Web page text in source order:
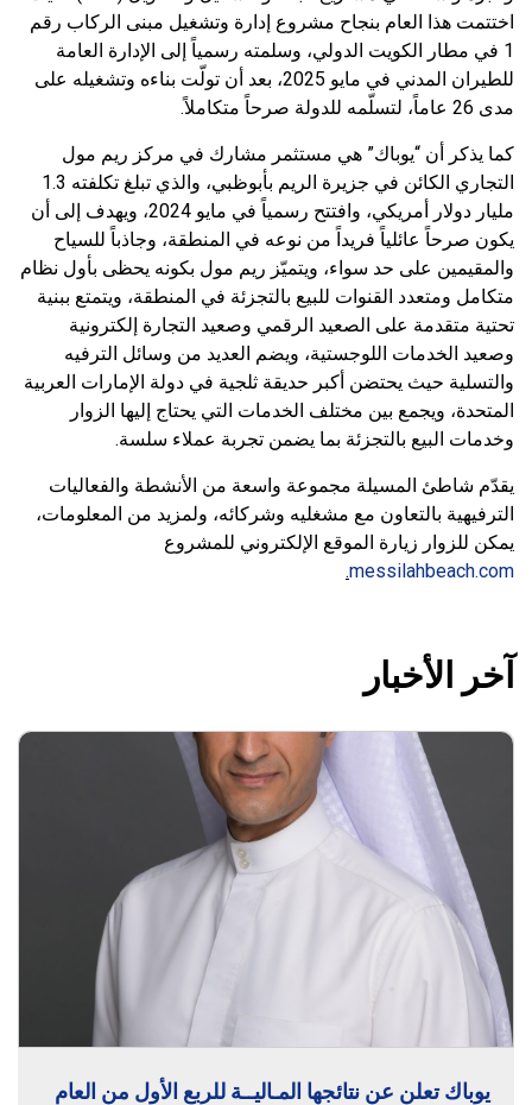
اختتمت هذا العام بنجاح مشروع إدارة وتشغيل مبنى الركاب رقم
1 في مطار الكويت الدولي، وسلمته رسمياً إلى الإدارة العامة
للطيران المدني في مايو 2025، بعد أن تولّت بناءه وتشغيله على
مدى 26 عاماً، لتسلّمه للدولة صرحاً متكاملاً.
كما يذكر أن “يوباك” هي مستثمر مشارك في مركز ريم مول
التجاري الكائن في جزيرة الريم بأبوظبي، والذي تبلغ تكلفته 1.3
مليار دولار أمريكي، وافتتح رسمياً في مايو 2024، ويهدف إلى أن
يكون صرحاً عائلياً فريداً من نوعه في المنطقة، وجاذباً للسياح
والمقيمين على حد سواء، ويتميّز ريم مول بكونه يحظى بأول نظام
متكامل ومتعدد القنوات للبيع بالتجزئة في المنطقة، ويتمتع ببنية
تحتية متقدمة على الصعيد الرقمي وصعيد التجارة إلكترونية
وصعيد الخدمات اللوجستية، ويضم العديد من وسائل الترفيه
والتسلية حيث يحتضن أكبر حديقة ثلجية في دولة الإمارات العربية
المتحدة، ويجمع بين مختلف الخدمات التي يحتاج إليها الزوار
وخدمات البيع بالتجزئة بما يضمن تجربة عملاء سلسة.
يقدّم شاطئ المسيلة مجموعة واسعة من الأنشطة والفعاليات
الترفيهية بالتعاون مع مشغليه وشركائه، ولمزيد من المعلومات،
يمكن للزوار زيارة الموقع الإلكتروني للمشروع
messilahbeach.com
.
آخر الأخبار
يوباك تعلن عن نتائجها المـاليــة للربع الأول من العام